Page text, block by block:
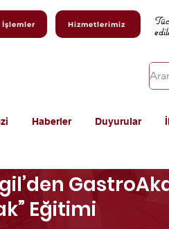
Hizmetlerimiz
Haberler Duyurular
Eğitimi